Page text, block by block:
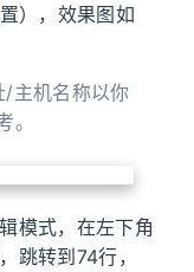
），效果图如
/主机名称以你
。
模式，在左下角
跳转到74行，